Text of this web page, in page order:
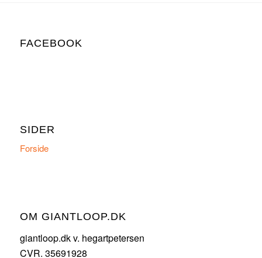
FACEBOOK
SIDER
Forside
OM GIANTLOOP.DK
giantloop.dk v. hegartpetersen
CVR. 35691928